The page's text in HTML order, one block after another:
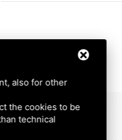
also for other
the cookies to be
technical